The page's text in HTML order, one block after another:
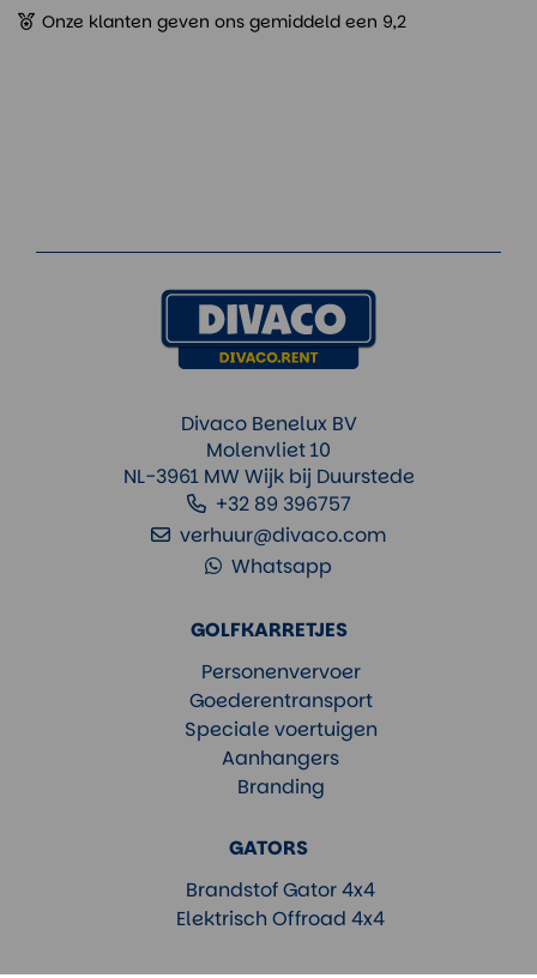
Onze klanten geven ons gemiddeld een 9,2
GOLFKARRETJES
Personenvervoer
Goederentransport
Speciale voertuigen
Aanhangers
Branding
GATORS
Brandstof Gator 4x4
Elektrisch Offroad 4x4
Divaco Benelux BV
Molenvliet 10
NL-3961 MW Wijk bij Duurstede
+32 89 396757
verhuur@divaco.com
Whatsapp